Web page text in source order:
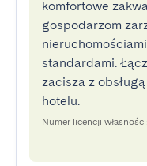
komfortowe
gospodarzom
standardami.
zacisza z
hotelu.
Numer licencji